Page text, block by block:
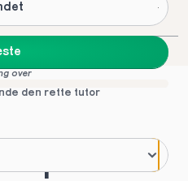
over
den rette tutor
top tutors